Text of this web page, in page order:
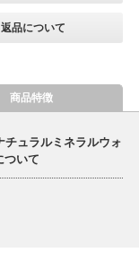
返品について
商品特徴
チュラルミネラルウォ
ついて